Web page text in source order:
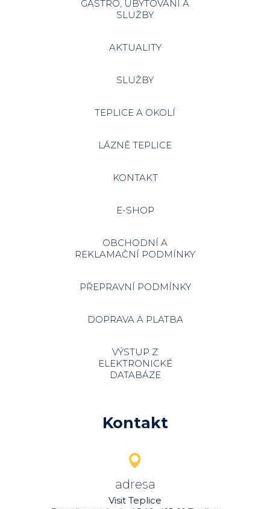
GASTRO, UBYTOVÁNÍ A
SLUŽBY
AKTUALITY
SLUŽBY
TEPLICE A OKOLÍ
LÁZNĚ TEPLICE
KONTAKT
E-SHOP
OBCHODNÍ A
REKLAMAČNÍ PODMÍNKY
PŘEPRAVNÍ PODMÍNKY
DOPRAVA A PLATBA
VÝSTUP Z
ELEKTRONICKÉ
DATABÁZE
Kontakt
adresa
Visit Teplice